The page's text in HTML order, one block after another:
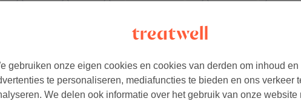
Vlaams-Brabant
Basilix
50 reviews
+
gebruiken onze eigen cookies en cookies van derden om inhoud en
te personaliseren, mediafuncties te bieden en ons verkeer
We delen ook informatie over het gebruik van onze website